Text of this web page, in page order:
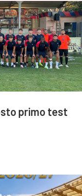
primo test